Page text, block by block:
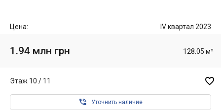
Цена: IV квартал 2023
1.94 млн грн 128.05 м²
Этаж 10 / 11 
 Уточнить наличие